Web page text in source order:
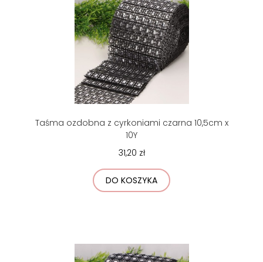
Taśma ozdobna z cyrkoniami czarna 10,5cm x
10Y
31,20 zł
DO KOSZYKA